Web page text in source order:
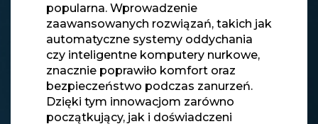
popularna. Wprowadzenie
zaawansowanych rozwiązań, takich jak
automatyczne systemy oddychania
czy inteligentne komputery nurkowe,
znacznie poprawiło komfort oraz
bezpieczeństwo podczas zanurzeń.
Dzięki tym innowacjom zarówno
początkujący, jak i doświadczeni